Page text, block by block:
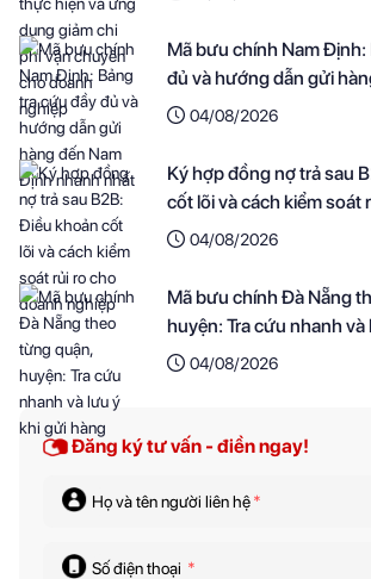
Mã bưu chính Nam
đủ và hướng dẫn gửi
nhanh nhất
04/08/2026
Ký hợp đồng nợ trả sau
cốt lõi và cách kiểm soát
nghiệp
04/08/2026
Mã bưu chính Đà Nẵng
huyện: Tra cứu nhanh
04/08/2026
Đăng ký tư vấn - điền ngay!
Họ và tên người liên hệ*
Số điện thoại *